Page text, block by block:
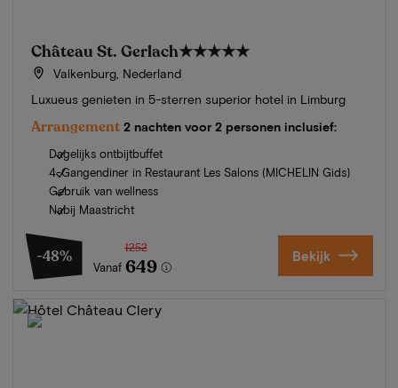
Château St. Gerlach★★★★★
Valkenburg, Nederland
Luxueus genieten in 5-sterren superior hotel in Limburg
Arrangement 2 nachten voor 2 personen inclusief:
Dagelijks ontbijtbuffet
4-Gangendiner in Restaurant Les Salons (MICHELIN Gids)
Gebruik van wellness
Nabij Maastricht
-48%
Vanaf
1252
649 Bekijk